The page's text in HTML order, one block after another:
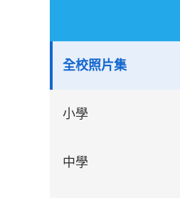
全校照片集
小學
中學